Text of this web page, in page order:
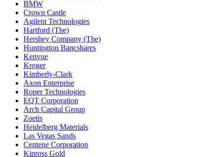
BMW
Crown Castle
Agilent Technologies
Hartford (The)
Hershey Company (The)
Huntington Bancshares
Kenvue
Kroger
Kimberly-Clark
Axon Enterprise
Roper Technologies
EQT Corporation
Arch Capital Group
Zoetis
Heidelberg Materials
Las Vegas Sands
Centene Corporation
Kinross Gold